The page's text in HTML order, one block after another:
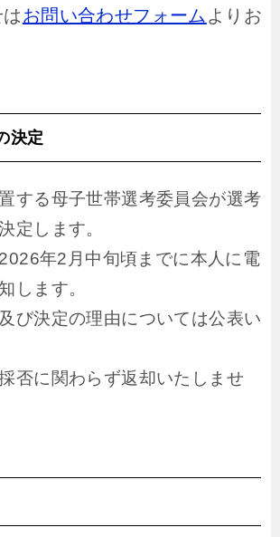
お問い合わせフォーム よりお
決定
する母子世帯選考委員会が選考
定します。
年2月中旬頃までに本人に電
します。
び決定の理由については公表い
否に関わらず返却いたしませ